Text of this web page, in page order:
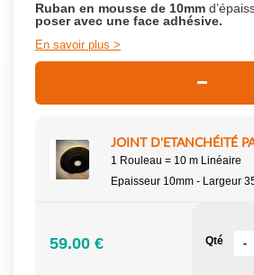
Ruban en mousse de 10mm
poser avec une face adhésive.
En savoir plus
JOINT D'ETANCHÉITÉ
1 Rouleau = 10 m Linéaire
Epaisseur 10mm - Largeur
59.00 € Qté